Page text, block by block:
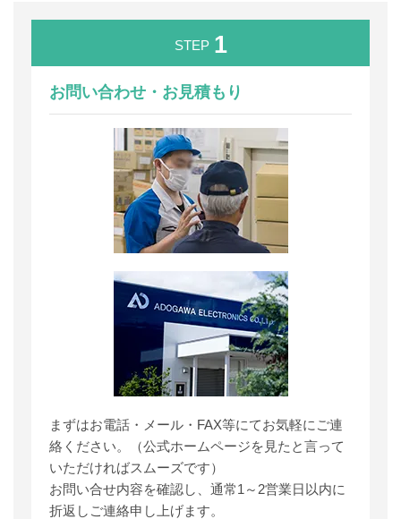
STEP 1
お問い合わせ・お見積もり
まずはお電話・メール・FAX等にてお気軽にご連
絡ください。（公式ホームページを見たと言って
いただければスムーズです）
お問い合せ内容を確認し、通常1～2営業日以内に
折返しご連絡申し上げます。